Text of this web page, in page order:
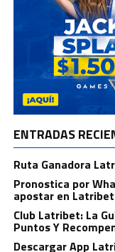
ENTRADAS
Ruta Ganadora
Pronostica por
apostar en
Club Latribet: La
Puntos Y
Descargar App